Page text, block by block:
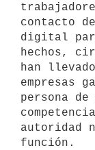
contacto
digital
hechos,
han
empresas
persona
autoridad
función.